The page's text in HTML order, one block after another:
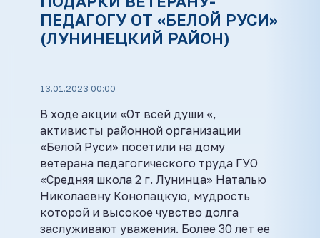
ПЕДАГОГУ ОТ «БЕЛОЙ РУСИ»
(ЛУНИНЕЦКИЙ РАЙОН)
13.01.2023 00:00
В ходе акции «От всей души «,
активисты районной организации
«Белой Руси» посетили на дому
ветерана педагогического труда ГУО
«Средняя школа 2 г. Лунинца» Наталью
Николаевну Конопацкую, мудрость
которой и высокое чувство долга
заслуживают уважения. Более 30 лет ее